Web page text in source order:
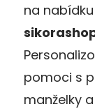
na
pomoci s
manželky